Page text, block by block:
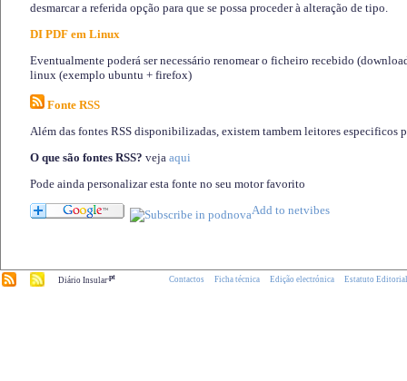
desmarcar a referida opção para que se possa proceder à alteração de tipo.
DI PDF em Linux
Eventualmente poderá ser necessário renomear o ficheiro recebido
linux (exemplo ubuntu + firefox)
Fonte RSS
Além das fontes RSS disponibilizadas, existem tambem leitores especificos
O que são fontes RSS? veja aqui
Pode ainda personalizar esta fonte no seu motor favorito
Diário Insular.pt Contactos Ficha técnica Edição electrónica Estatuto Editorial